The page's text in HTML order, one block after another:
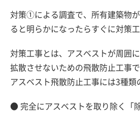
対策①による調査で、所有建築物
ると明らかになったらすぐに対策
対策工事とは、アスベストが周囲
拡散させないための飛散防止工事で
アスベスト飛散防止工事には3種類
● 完全にアスベストを取り除く「